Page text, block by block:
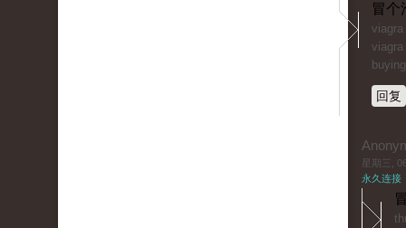
冒个
回复
星期三,
永久连接